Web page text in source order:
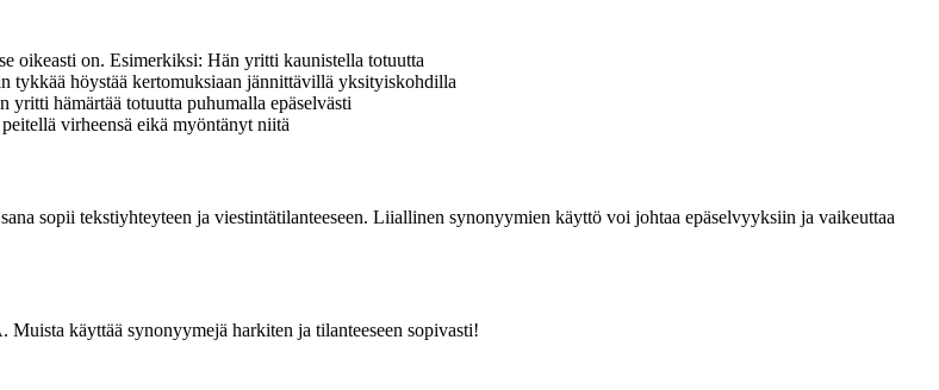
oikeasti on. Esimerkiksi: Hän yritti kaunistella totuutta
tykkää höystää kertomuksiaan jännittävillä yksityiskohdilla
yritti hämärtää totuutta puhumalla epäselvästi
virheensä eikä myöntänyt niitä
sopii tekstiyhteyteen ja viestintätilanteeseen. Liiallinen synonyymien käyttö voi johtaa epäselvyyksiin ja vaikeuttaa
käyttää synonyymejä harkiten ja tilanteeseen sopivasti!